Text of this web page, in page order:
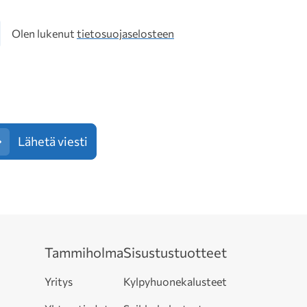
Olen lukenut tietosuojaselosteen
Lähetä viesti
Tammiholma
Yritys
Sisustustuotteet
Kylpyhuonekalusteet